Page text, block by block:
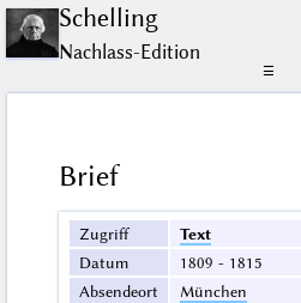
Schelling
Nachlass-Edition
☰
Brief
Zugriff
Text
Datum
1809 - 1815
Absendeort
München